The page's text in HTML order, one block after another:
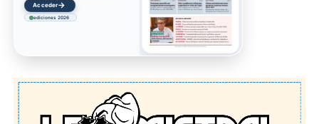
Acceder→
ediciones 2026